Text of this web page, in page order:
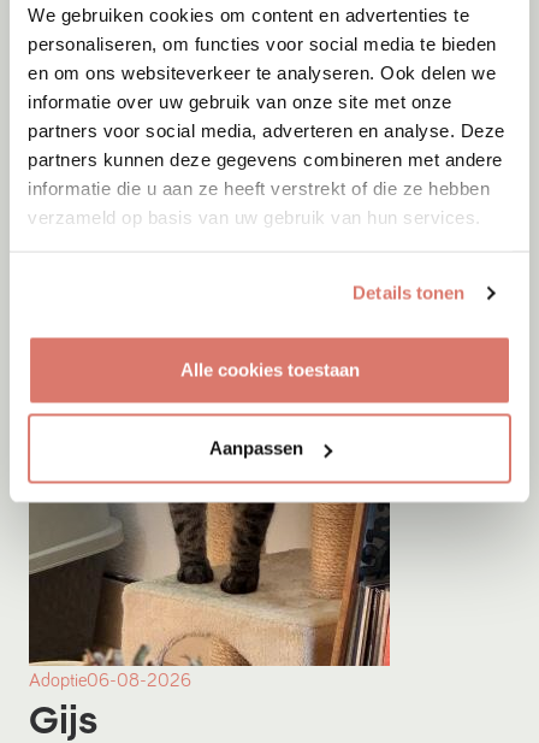
We gebruiken cookies om content en advertenties te
personaliseren, om functies voor social media te bieden
en om ons websiteverkeer te analyseren. Ook delen we
informatie over uw gebruik van onze site met onze
partners voor social media, adverteren en analyse. Deze
partners kunnen deze gegevens combineren met andere
informatie die u aan ze heeft verstrekt of die ze hebben
verzameld op basis van uw gebruik van hun services.
Details tonen
Alle cookies toestaan
Aanpassen
Adoptie06-08-2026
Jumby
Adoptie06-08-2026
Gijs